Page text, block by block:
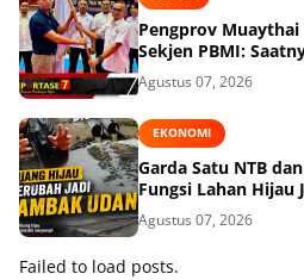
Pengprov
Sekjen PBMI:
Agustus 07, 2026
EKONOMI
Garda Satu NTB
Fungsi Lahan Hijau
Agustus 07, 2026
Failed to load posts.